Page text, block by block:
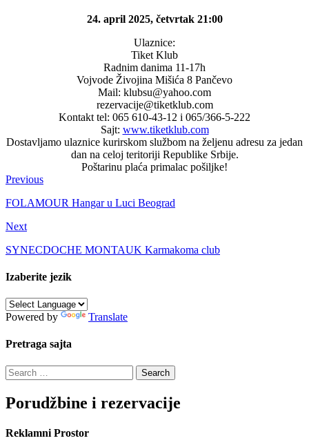
24. april 2025, četvrtak 21:00
Ulaznice:
Tiket Klub
Radnim danima 11-17h
Vojvode Živojina Mišića 8 Pančevo
Mail: klubsu@yahoo.com
rezervacije@tiketklub.com
Kontakt tel: 065 610-43-12 i 065/366-5-222
Sajt: www.tiketklub.com
Dostavljamo ulaznice kurirskom službom na željenu adresu za jedan
dan na celoj teritoriji Republike Srbije.
Poštarinu plaća primalac pošiljke!
Previous
FOLAMOUR Hangar u Luci Beograd
Next
SYNECDOCHE MONTAUK Karmakoma club
Izaberite jezik
Powered by Translate
Pretraga sajta
Search
for:
Porudžbine i rezervacije
Reklamni Prostor